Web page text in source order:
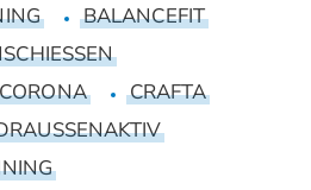
BALANCEFIT
CORONA
CRAFTA